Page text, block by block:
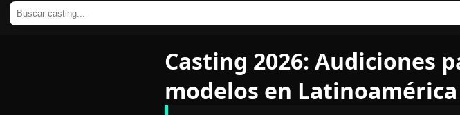
Casting 2026: Audiciones
modelos en Latinoamérica